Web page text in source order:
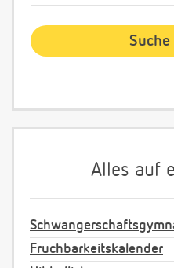
Alles auf
Fruchbarkeitskalender